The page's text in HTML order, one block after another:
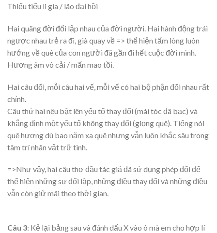
Thiếu tiểu li gia / lão đại hồi
Hai quãng đời đối lập nhau của đời người. Hai hành động trái
ngược nhau trẻ ra đi, già quay về => thể hiện tấm lòng luôn
hướng về quê của con người đã gần đi hết cuộc đời mình.
Hương âm vô cải / mấn mao tồi.
Hai câu đối, mỗi câu hai vế, mỗi vế có hai bộ phận đối nhau rất
chỉnh.
Câu thứ hai nêu bật lên yếu tố thay đổi (mái tóc đã bạc) và
khẳng định một yếu tố không thay đối (giọng quê). Tiếng nói
quê hương dù bao năm xa quê nhưng vẫn luôn khắc sâu trong
tâm trí nhân vật trữ tình.
=>Như vậy, hai câu thơ đầu tác giả đã sử dụng phép đối để
thể hiện những sự đối lập, những điều thay đổi và những điều
vẫn còn giữ mãi theo thời gian.
Câu 3: Kẻ lại bảng sau và đánh dấu X vào ô mà em cho hợp lí